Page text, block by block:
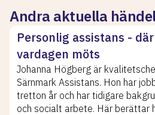
Andra aktuella
Personlig assistans -
vardagen möts
Johanna Högberg är
Särnmark Assistans. Hon har
tretton år och har tidigare
och socialt arbete. Här berättar